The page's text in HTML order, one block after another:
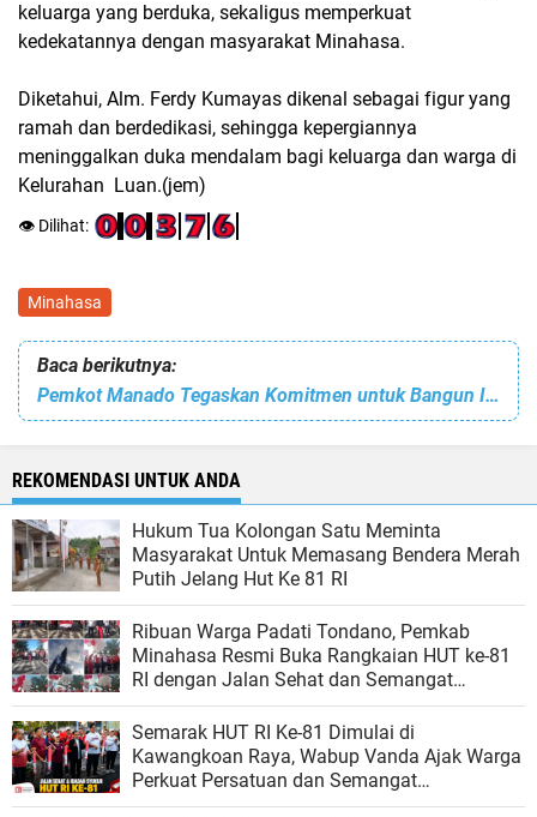
keluarga yang berduka, sekaligus memperkuat
kedekatannya dengan masyarakat Minahasa.
Diketahui, Alm. Ferdy Kumayas dikenal sebagai figur yang
ramah dan berdedikasi, sehingga kepergiannya
meninggalkan duka mendalam bagi keluarga dan warga di
Kelurahan Luan.(jem)
👁️ Dilihat:
Minahasa
Baca berikutnya:
Pemkot Manado Tegaskan Komitmen untuk Bangun Infrastruktur Vital demi Kesejahteraan Masyarakat
REKOMENDASI UNTUK ANDA
Hukum Tua Kolongan Satu Meminta
Masyarakat Untuk Memasang Bendera Merah
Putih Jelang Hut Ke 81 RI
Ribuan Warga Padati Tondano, Pemkab
Minahasa Resmi Buka Rangkaian HUT ke-81
RI dengan Jalan Sehat dan Semangat
Persatuan
Semarak HUT RI Ke-81 Dimulai di
Kawangkoan Raya, Wabup Vanda Ajak Warga
Perkuat Persatuan dan Semangat
Kebangsaan